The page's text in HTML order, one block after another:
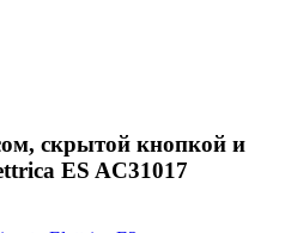
скрытой кнопкой и
ES AC31017